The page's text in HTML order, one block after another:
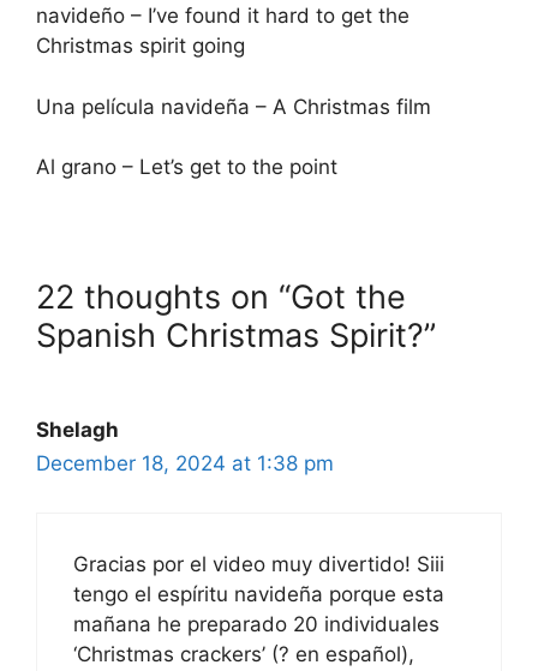
navideño – I’ve found it hard to get the
Christmas spirit going
Una película navideña – A Christmas film
Al grano – Let’s get to the point
22 thoughts on “Got the
Spanish Christmas Spirit?”
Shelagh
December 18, 2024 at 1:38 pm
Gracias por el video muy divertido! Siii
tengo el espíritu navideña porque esta
mañana he preparado 20 individuales
‘Christmas crackers’ (? en español),